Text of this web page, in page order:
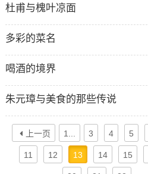
杜甫与槐叶凉面
多彩的菜名
喝酒的境界
朱元璋与美食的那些传说
上一页 1... 3 4 5
11 12 13 14 15